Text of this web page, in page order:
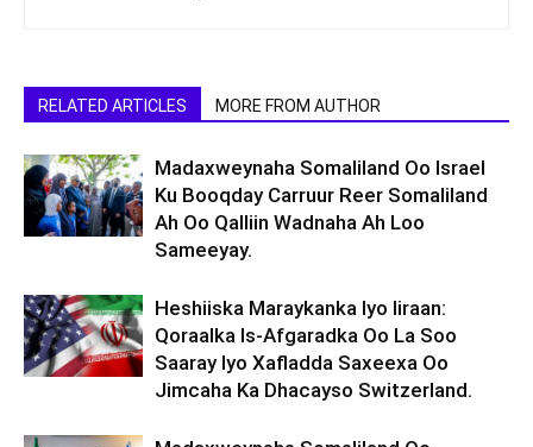
RELATED ARTICLES MORE FROM AUTHOR
Madaxweynaha Somaliland Oo Israel
Ku Booqday Carruur Reer Somaliland
Ah Oo Qalliin Wadnaha Ah Loo
Sameeyay.
Heshiiska Maraykanka Iyo Iiraan:
Qoraalka Is-Afgaradka Oo La Soo
Saaray Iyo Xafladda Saxeexa Oo
Jimcaha Ka Dhacayso Switzerland.